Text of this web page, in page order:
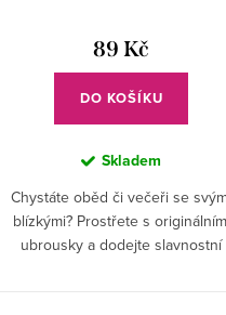
89 Kč
DO KOŠÍKU
Skladem
Chystáte oběd či večeři se
blízkými? Prostřete s
ubrousky a dodejte slavnostní